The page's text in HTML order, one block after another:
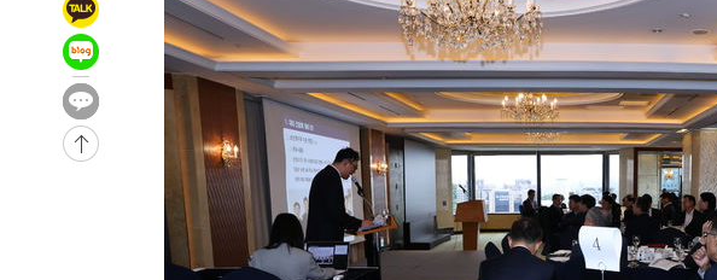
-30887초 전 >
"낮 기온 소폭 하락"…수도권 폭염중대경보, 폭염경보로 하향
-30851초 전 >
[속보]이 대통령, '호우피해' 안동·의성 관할 4개 면 특별재난지역
선포
-30814초 전 >
[단독]중수청 지원 검사들, 정원 초과 시 낮은 계급 임용…희망지 못
갈 수도
-28785초 전 >
낮 최고 37도 찜통더위…곳곳 소나기·강원 많은 비[내일날씨]
-27091초 전 >
SK하이닉스, 용인·청주 팹에 54조 투자…"AI 메모리 수요 선제 대
여자배구 이재영·이다영 자매, 아제르바이잔 투란VC 입단
외국인 심판 성 접대 7경기 들여다보니…한국 축구 '5승 2무'
[속보]코스닥, 2.86포인트(0.36%) 내린 798.81마감
[속보]코스피, 6200선 약보합…0.60% 내린 6258.77에 마쳐